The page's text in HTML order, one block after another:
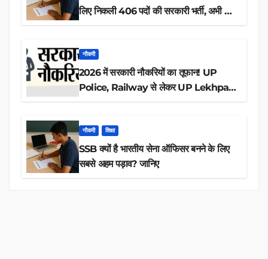
लिए निकली 406 पदों की सरकारी भर्ती, अभी करें
नौकरी
2026 में सरकारी नौकरियों का तूफान! UP
Police, Railway से लेकर UP Lekhpal
नौकरी शिक्षा
SSB क्यों है भारतीय सेना ऑफिसर बनने के लिए
सबसे अहम पड़ाव? जानिए